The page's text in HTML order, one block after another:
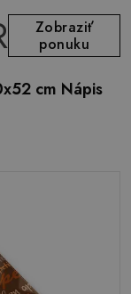
Zobraziť
ponuku
cm Nápis